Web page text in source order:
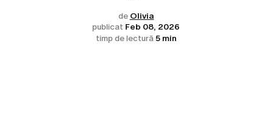
de Olivia
publicat Feb 08, 2026
timp de lectură 5 min